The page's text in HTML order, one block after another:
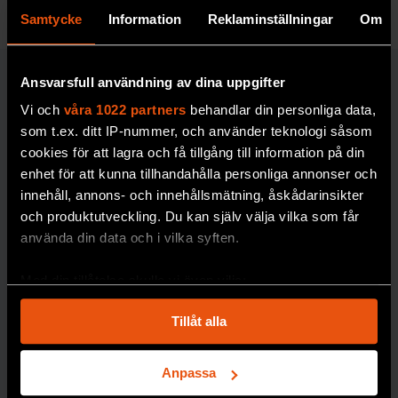
Samtycke Information Reklaminställningar Om
Ansvarsfull användning av dina uppgifter
Vi och våra 1022 partners behandlar din personliga data,
som t.ex. ditt IP-nummer, och använder teknologi såsom
cookies för att lagra och få tillgång till information på din
enhet för att kunna tillhandahålla personliga annonser och
innehåll, annons- och innehållsmätning, åskådarinsikter
och produktutveckling. Du kan själv välja vilka som får
använda din data och i vilka syften.
som kan ha en noggrannhet på upp till flera meter
Identifiera din enhet genom att aktivt skanna den
för specifika kännetecken (fingeravtryck)
Ta reda på mer om hur dina personliga uppgifter
Tillåt alla
Anpassa
MILJÖ & KLIMAT
att en art är
frysrum på